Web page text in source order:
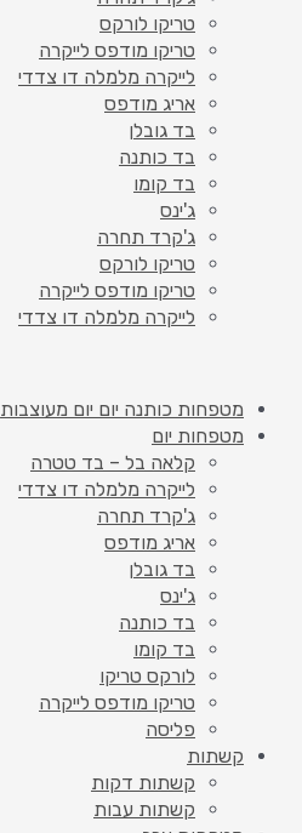
טריקו לורקס
טריקו מודפס לייקרה
לייקרה מלמלה דו צדדי
אריג מודפס
בד גובלן
בד כותנה
בד קומו
ג'ינס
ג'קרד תחרה
טריקו לורקס
טריקו מודפס לייקרה
לייקרה מלמלה דו צדדי
מטפחות כותנה יום יום מעוצבות
מטפחות יום
קלאה בל – בד טטרה
לייקרה מלמלה דו צדדי
ג'קרד תחרה
אריג מודפס
בד גובלן
ג'ינס
בד כותנה
בד קומו
לורקס טריקו
טריקו מודפס לייקרה
פליסה
קשתות
קשתות דקות
קשתות עבות